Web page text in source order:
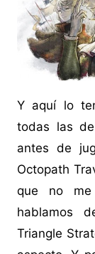
Y aquí lo
todas las
antes de
Octopath
que no me
hablamos
Triangle